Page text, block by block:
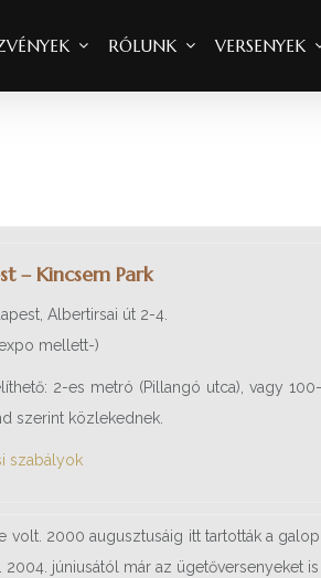
RÓLUNK VERSENYEK
– Kincsem Park
Albertirsai út 2-4.
mellett-)
2-es metró (Pillangó utca), vagy
szerint közlekednek.
szabályok
2000 augusztusáig itt tartották a
júniusától már az ügetőversenyeket is